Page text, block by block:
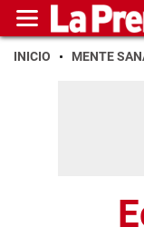
INICIO MENTE